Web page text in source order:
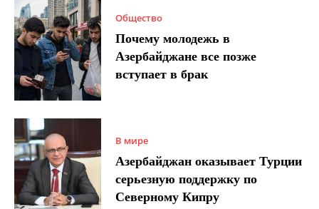
Общество
Почему молодежь в
Азербайджане все позже
вступает в брак
В мире
Азербайджан оказывает Турции
серьезную поддержку по
Северному Кипру